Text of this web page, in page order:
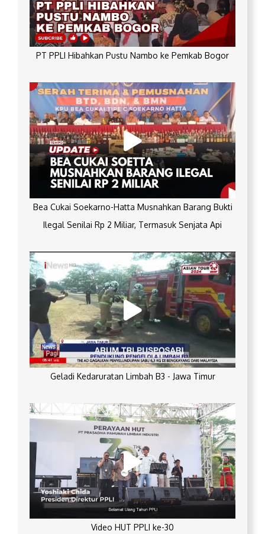
PT PPLI Hibahkan Pustu Nambo ke Pemkab Bogor
Bea Cukai Soekarno-Hatta Musnahkan Barang Bukti
Ilegal Senilai Rp 2 Miliar, Termasuk Senjata Api
Geladi Kedaruratan Limbah B3 - Jawa Timur
Video HUT PPLI ke-30